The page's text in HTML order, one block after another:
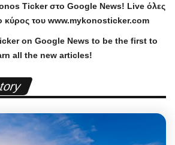
Tickerστο Google News! Liveόλες
κύρος του www.mykonosticker.com
on Google News to be the first to
all the new articles!